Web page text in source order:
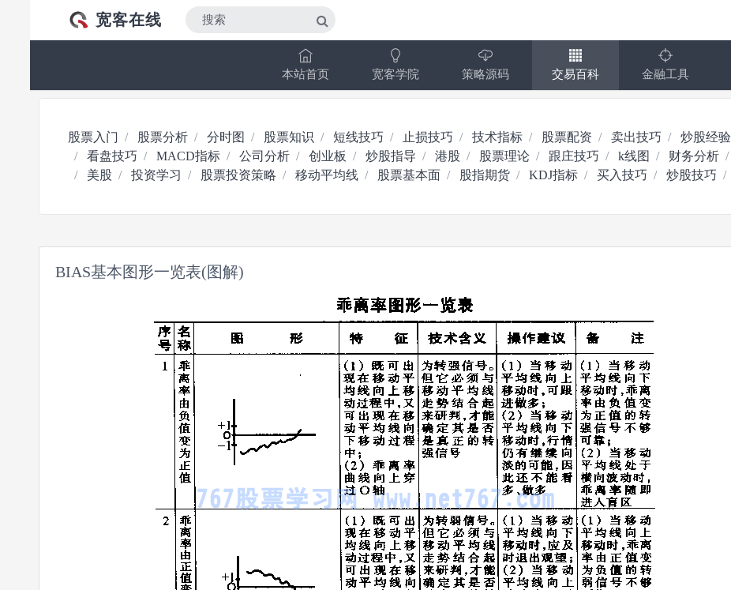
宽客在线
本站首页 宽客学院 策略源码 交易百科 金融工具
股票入门 股票分析 分时图 股票知识 短线技巧 止损技巧 技术指标 股票配资 卖出技巧 炒股经验
看盘技巧
MACD指标 公司分析 创业板 炒股指导 港股 股票理论 跟庄技巧 k线图 财务分析
美股
投资学习 股票投资策略 移动平均线 股票基本面 股指期货 KDJ指标 买入技巧 炒股技巧
BIAS基本图形一览表(图解)